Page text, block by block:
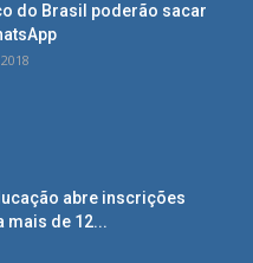
do Brasil poderão sacar
abre inscrições
mais de 12...